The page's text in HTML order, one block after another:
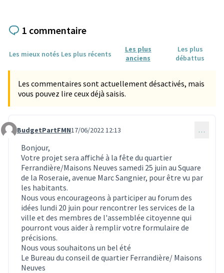
1 commentaire
Les mieux notés Les plus récents
Les plus
anciens
Les plus
débattus
Les commentaires sont actuellement désactivés, mais
vous pouvez lire ceux déjà saisis.
Commentaire 1819
BudgetPartFMN17/06/2022 12:13 …
Bonjour,
Votre projet sera affiché à la fête du quartier
Ferrandière/Maisons Neuves samedi 25 juin au Square
de la Roseraie, avenue Marc Sangnier, pour être vu par
les habitants.
Nous vous encourageons à participer au forum des
idées lundi 20 juin pour rencontrer les services de la
ville et des membres de l'assemblée citoyenne qui
pourront vous aider à remplir votre formulaire de
précisions.
Nous vous souhaitons un bel été
Le Bureau du conseil de quartier Ferrandière/ Maisons
Neuves